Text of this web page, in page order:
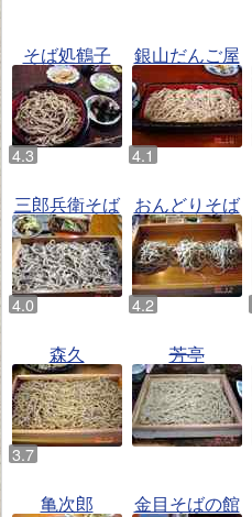
そば処鶴子 銀山だんご屋
三郎兵衛そば おんどりそば
森久 芳亭
亀次郎 金目そばの館